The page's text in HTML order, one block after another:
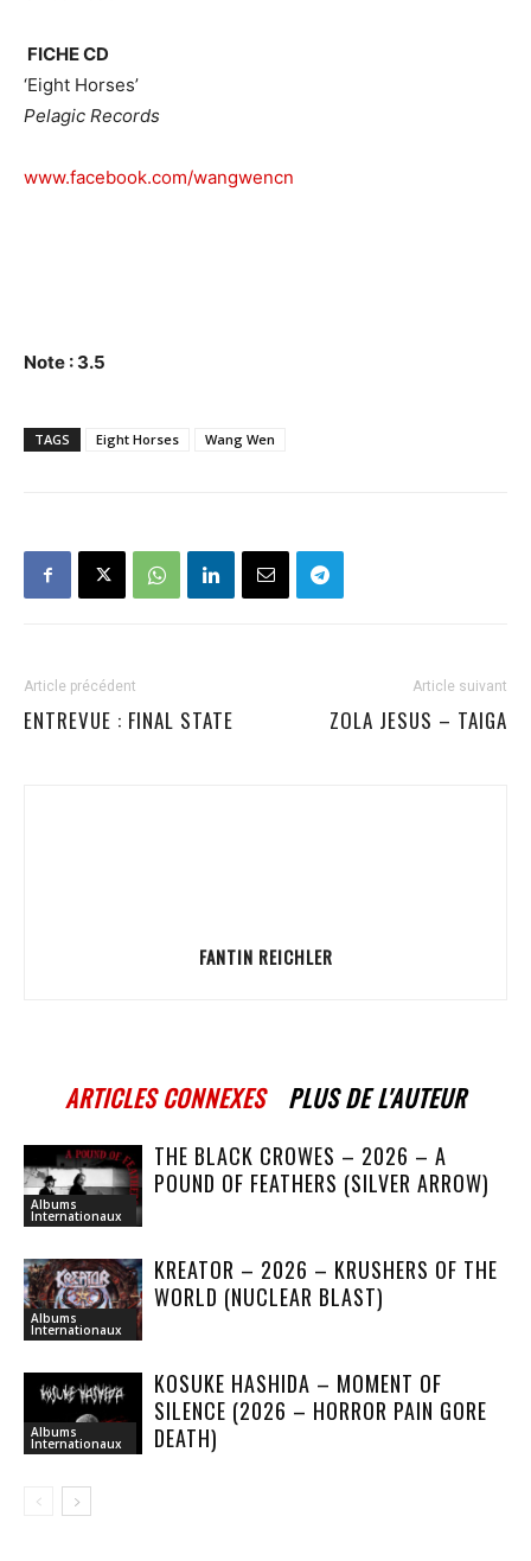
FICHE CD
‘Eight Horses’
Pelagic Records
www.facebook.com/wangwencn
Note : 3.5
TAGS Eight Horses Wang Wen
Article précédent
ENTREVUE : FINAL STATE
Article suivant
ZOLA JESUS – TAIGA
FANTIN REICHLER
ARTICLES CONNEXES PLUS DE L'AUTEUR
Albums
Internationaux
THE BLACK CROWES – 2026 – A
POUND OF FEATHERS (SILVER ARROW)
Albums
Internationaux
KREATOR – 2026 – KRUSHERS OF THE
WORLD (NUCLEAR BLAST)
Albums
Internationaux
KOSUKE HASHIDA – MOMENT OF
SILENCE (2026 – HORROR PAIN GORE
DEATH)